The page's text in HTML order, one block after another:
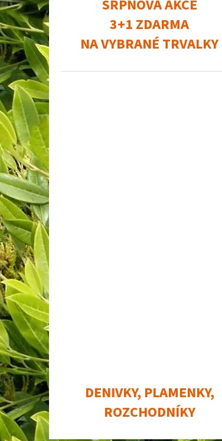
SRPNOVÁ AKCE
3+1 ZDARMA
NA VYBRANÉ TRVALKY
DENIVKY, PLAMENKY,
ROZCHODNÍKY